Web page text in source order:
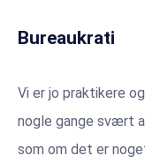
Bureaukrati
Vi er jo praktikere
nogle gange svært
som om det er